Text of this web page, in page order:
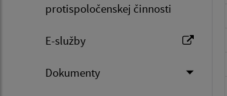
protispoločenskej činnosti
E-služby
Dokumenty